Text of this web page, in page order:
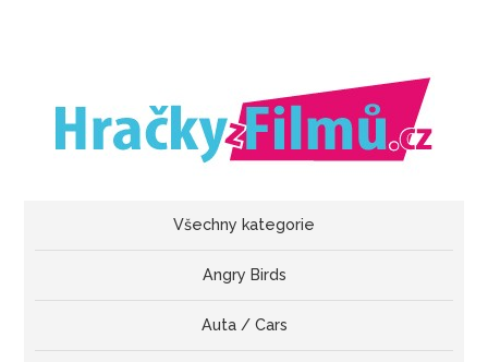
Všechny kategorie
Angry Birds
Auta / Cars